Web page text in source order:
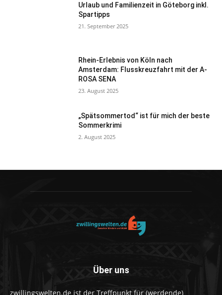
Urlaub und Familienzeit in Göteborg inkl.
Spartipps
21. September 2025
Rhein-Erlebnis von Köln nach
Amsterdam: Flusskreuzfahrt mit der A-
ROSA SENA
23. August 2025
„Spätsommertod“ ist für mich der beste
Sommerkrimi
2. August 2025
Über uns
zwillingswelten.de ist der Treffpunkt für (werdende)